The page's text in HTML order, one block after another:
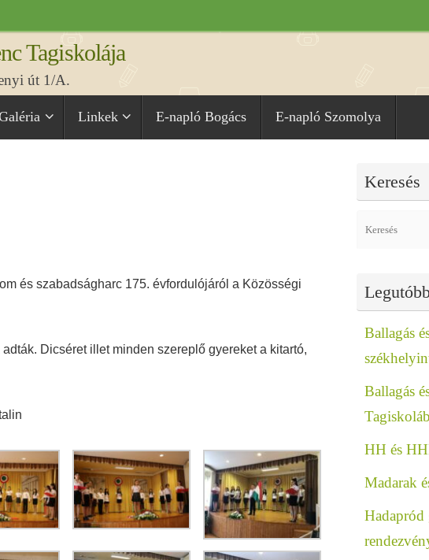
Tagiskolája
út 1/A.
Linkek E-napló Bogács E-napló Szomolya
és szabadságharc 175. évfordulójáról a Közösségi
Dicséret illet minden szereplő gyereket a kitartó,
Keresés
Ballagás
Ballagás
HH és
Madarak
Hadapród